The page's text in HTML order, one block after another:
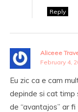
Reply
Aliceee
February 4,
Eu zic ca e cam
depinde si cat timp
de “avantajos” ar fi